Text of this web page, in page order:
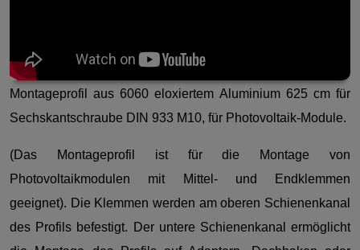
Montageprofil aus 6060 eloxiertem Aluminium 625 cm für
Sechskantschraube DIN 933 M10, für Photovoltaik-Module.
(Das Montageprofil ist für die Montage von
Photovoltaikmodulen mit Mittel- und Endklemmen
geeignet). Die Klemmen werden am oberen Schienenkanal
des Profils befestigt. Der untere Schienenkanal ermöglicht